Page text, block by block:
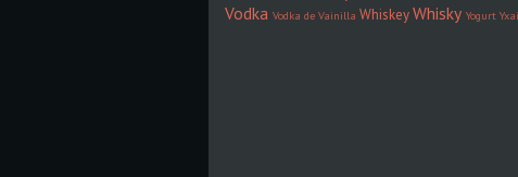
Vodka Vodka de Vainilla WhiskeyWhisky Yogurt